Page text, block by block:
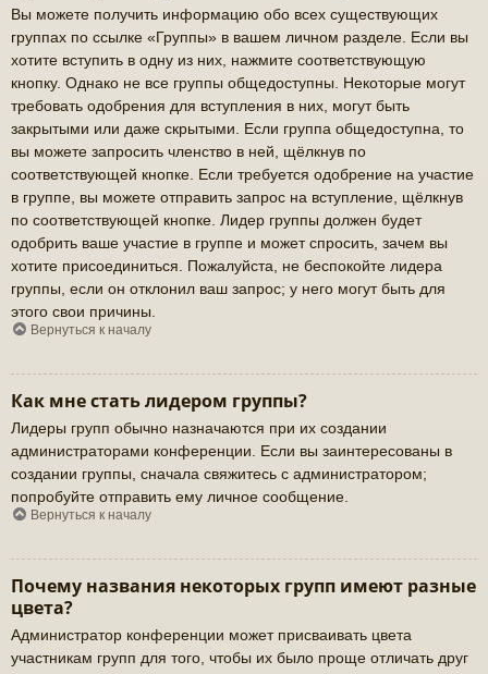
Вы можете получить информацию обо всех существующих
группах по ссылке «Группы» в вашем личном разделе. Если вы
хотите вступить в одну из них, нажмите соответствующую
кнопку. Однако не все группы общедоступны. Некоторые могут
требовать одобрения для вступления в них, могут быть
закрытыми или даже скрытыми. Если группа общедоступна, то
вы можете запросить членство в ней, щёлкнув по
соответствующей кнопке. Если требуется одобрение на участие
в группе, вы можете отправить запрос на вступление, щёлкнув
по соответствующей кнопке. Лидер группы должен будет
одобрить ваше участие в группе и может спросить, зачем вы
хотите присоединиться. Пожалуйста, не беспокойте лидера
группы, если он отклонил ваш запрос; у него могут быть для
этого свои причины.
Вернуться к началу
Как мне стать лидером группы?
Лидеры групп обычно назначаются при их создании
администраторами конференции. Если вы заинтересованы в
создании группы, сначала свяжитесь с администратором;
попробуйте отправить ему личное сообщение.
Вернуться к началу
Почему названия некоторых групп имеют разные
цвета?
Администратор конференции может присваивать цвета
участникам групп для того, чтобы их было проще отличать друг